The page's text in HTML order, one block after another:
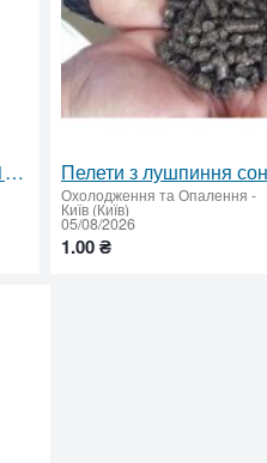
Протипожежні муфти EI-180 вiд 168 гpн: сертифікований вогнезахист
Охолодження та Опалення -
Київ (Київ)
05/08/2026
1.00 ₴